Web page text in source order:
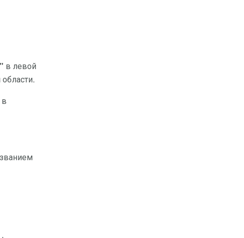
в левой